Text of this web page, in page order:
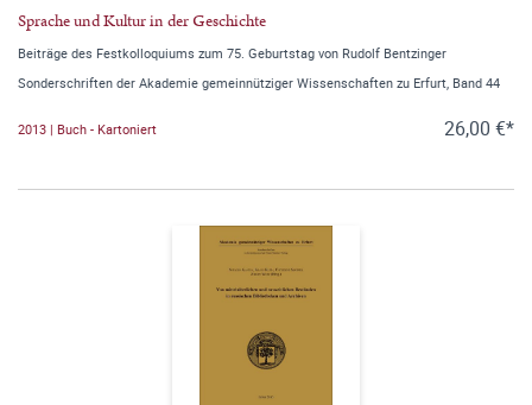
Sprache und Kultur in der Geschichte
Beiträge des Festkolloquiums zum 75. Geburtstag von Rudolf Bentzinger
Sonderschriften der Akademie gemeinnütziger Wissenschaften zu Erfurt, Band 44
2013 | Buch - Kartoniert 26,00 €*